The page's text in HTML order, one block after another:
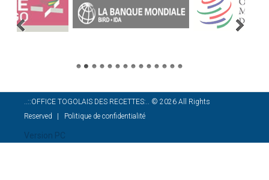
..::OFFICE TOGOLAIS DES RECETTES:.. © 2026 All Rights
Reserved
Politique de confidentialité
Version PC